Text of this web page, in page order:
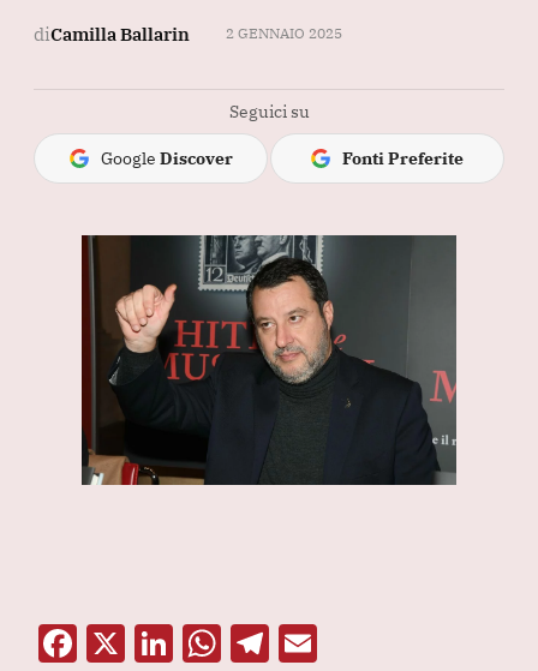
diCamilla Ballarin 2 GENNAIO 2025
Seguici su
Google Discover Fonti Preferite
F X Li W T